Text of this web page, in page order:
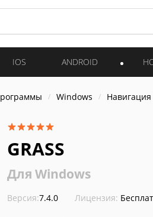
IOS ANDROID
Windows Навигация
GRASS
Для Windows
Версия:7.4.0 Лицензия: